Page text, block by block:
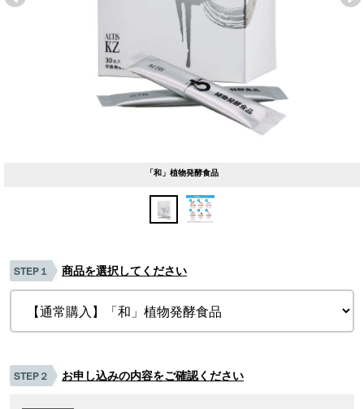
「和」植物発酵食品
STEP１ 商品を選択してください
STEP２ お申し込みの内容をご確認ください